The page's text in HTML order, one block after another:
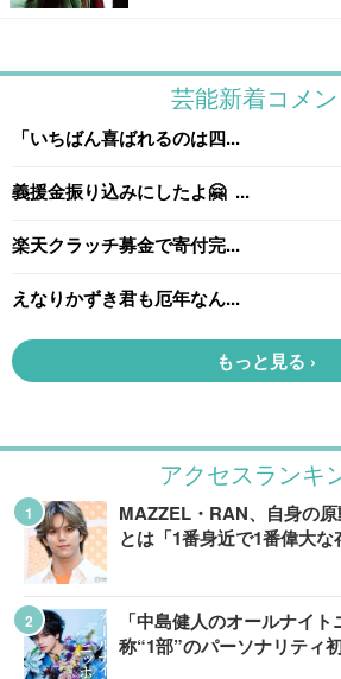
アクセスランキ
MAZZEL・RAN、自身の
とは「1番身近で1番偉大な
「中島健人のオールナイ
称“1部”のパーソナリティ